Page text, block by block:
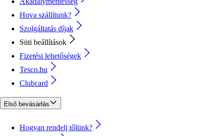
Hova szállítunk?
Szolgáltatás díjak
Süti beállítások
Fizetési lehetőségek
Tesco.hu
Clubcard
Első bevásárlás
Hogyan rendelj tőlünk?